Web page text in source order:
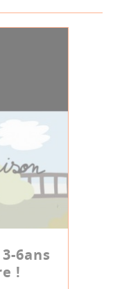
6ans
!